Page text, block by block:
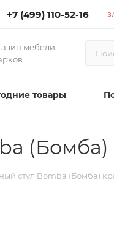
+7 (499) 110-52-16
мебели,
товары
(Бомба)
стул Bomba (Бомба)